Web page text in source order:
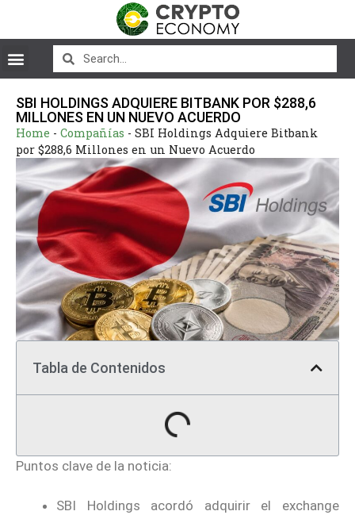
SBI HOLDINGS ADQUIERE BITBANK POR $288,6
MILLONES EN UN NUEVO ACUERDO
Home - Compañías - SBI Holdings Adquiere Bitbank
por $288,6 Millones en un Nuevo Acuerdo
Tabla de Contenidos
Puntos clave de la noticia:
SBI Holdings acordó adquirir el exchange